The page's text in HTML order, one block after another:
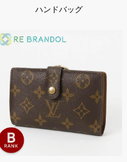
ハンドバッグ